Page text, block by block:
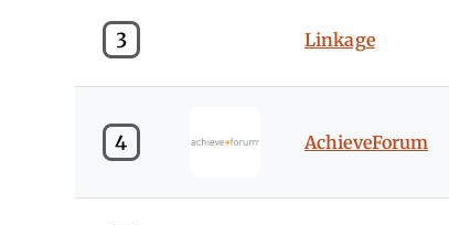
3 Linkage
4 AchieveForum